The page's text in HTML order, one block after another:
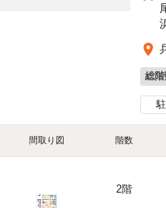
総階
間取り図 階数
2階